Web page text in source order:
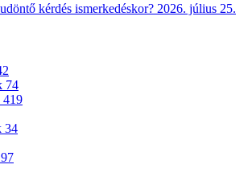
kérdés ismerkedéskor? 2026. július 25.
74
419
34